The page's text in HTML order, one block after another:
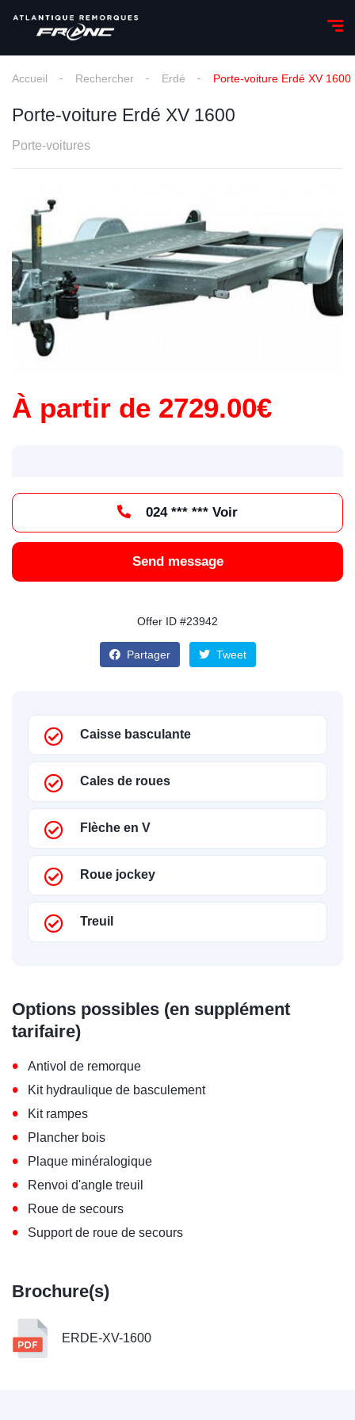
Accueil Rechercher Erdé Porte-voiture Erdé XV 1600
Porte-voiture Erdé XV 1600
Porte-voitures
À partir de 2729.00€
024 *** *** Voir
Send message
Offer ID #23942
Partager Tweet
Caisse basculante
Cales de roues
Flèche en V
Roue jockey
Treuil
Options possibles (en supplément
tarifaire)
• Antivol de remorque
• Kit hydraulique de basculement
• Kit rampes
• Plancher bois
• Plaque minéralogique
• Renvoi d'angle treuil
• Roue de secours
• Support de roue de secours
Brochure(s)
ERDE-XV-1600